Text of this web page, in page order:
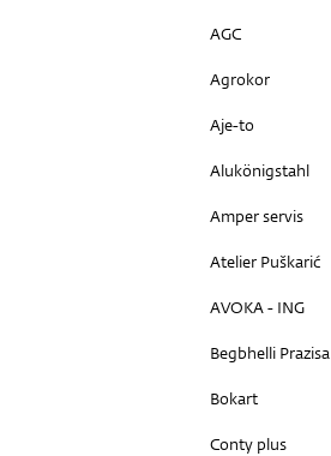
AGC
Agrokor
Aje-to
Alukönigstahl
Amper servis
Atelier Puškarić
AVOKA - ING
Begbhelli Prazisa
Bokart
Conty plus